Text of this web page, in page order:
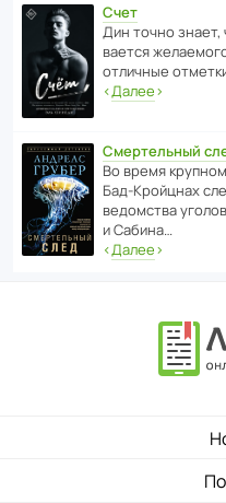
Счет
Дин точно
ва­ется
отли­чные
‹Далее›
Смертельный
Во время
Бад‑Крой­цнах
ведомства
и Сабина…
‹Далее›